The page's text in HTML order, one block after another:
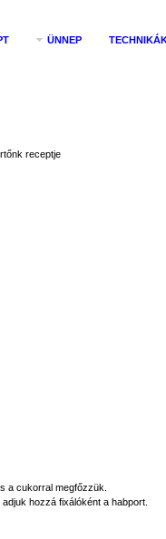
ÜNNEP
receptje
a cukorral megfőzzük.
hozzá fixálóként a habport.